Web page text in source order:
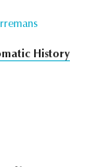
History